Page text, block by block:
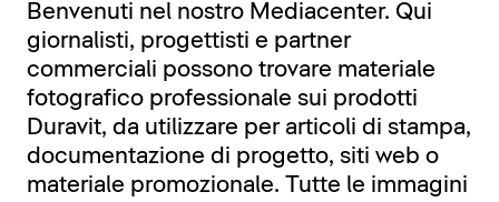
Benvenuti nel nostro Mediacenter. Qui
giornalisti, progettisti e partner
commerciali possono trovare materiale
fotografico professionale sui prodotti
Duravit, da utilizzare per articoli di stampa,
documentazione di progetto, siti web o
materiale promozionale. Tutte le immagini